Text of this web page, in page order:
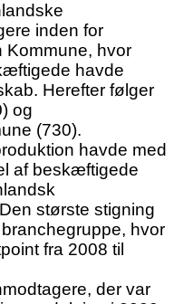
inden for
Kommune, hvor
havde
Herefter følger
og
(730).
havde med
af beskæftigede
største stigning
hvor
fra 2008 til
der var